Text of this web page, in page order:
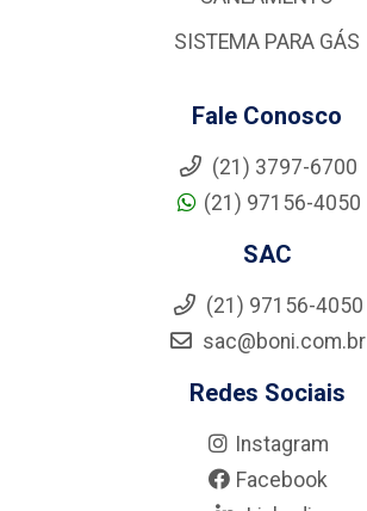
SISTEMA PARA GÁS
Fale Conosco
(21) 3797-6700
(21) 97156-4050
SAC
(21) 97156-4050
sac@boni.com.br
Redes Sociais
Instagram
Facebook